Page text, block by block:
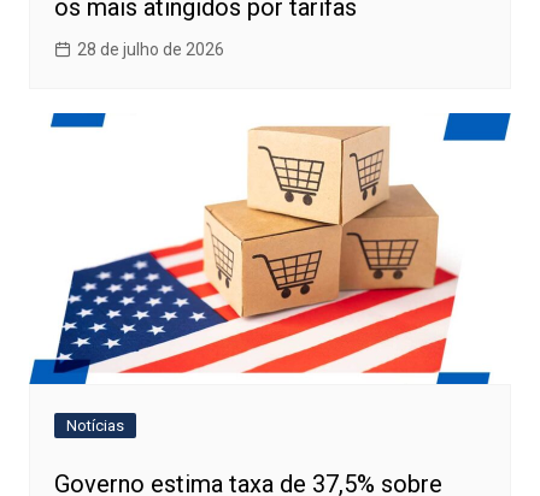
os mais atingidos por tarifas
28 de julho de 2026
Notícias
Governo estima taxa de 37,5% sobre